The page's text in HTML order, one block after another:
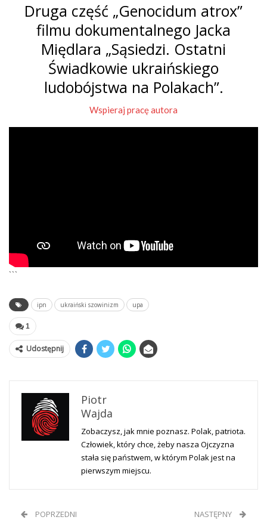
Druga część „Genocidum atrox”
filmu dokumentalnego Jacka
Międlara „Sąsiedzi. Ostatni
Świadkowie ukraińskiego
ludobójstwa na Polakach”.
Wspieraj pracę autora
```
ipn ukraiński szowinizm upa
1
Udostępnij
Piotr
Wajda
Zobaczysz, jak mnie poznasz. Polak, patriota.
Człowiek, który chce, żeby nasza Ojczyzna
stała się państwem, w którym Polak jest na
pierwszym miejscu.
POPRZEDNI NASTĘPNY